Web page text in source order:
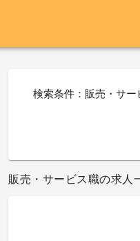
検索条件：販売・サー
販売・サービス職の求